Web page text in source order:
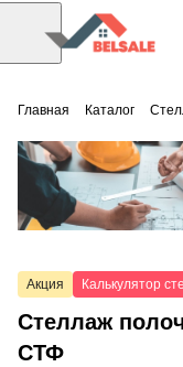
Главная Каталог
Акция Калькулятор
Стеллаж
СТФ